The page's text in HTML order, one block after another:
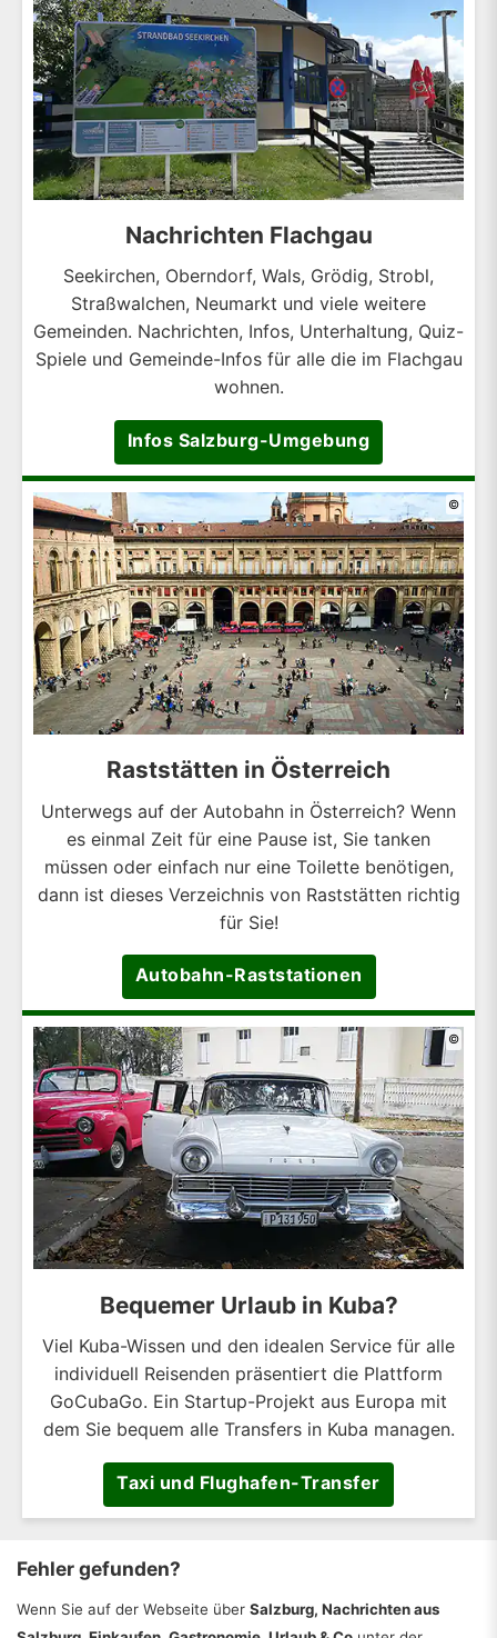
Nachrichten Flachgau
Seekirchen, Oberndorf, Wals, Grödig, Strobl,
Straßwalchen, Neumarkt und viele weitere
Gemeinden. Nachrichten, Infos, Unterhaltung, Quiz-
Spiele und Gemeinde-Infos für alle die im Flachgau
wohnen.
Infos Salzburg-Umgebung
©
Raststätten in Österreich
Unterwegs auf der Autobahn in Österreich? Wenn
es einmal Zeit für eine Pause ist, Sie tanken
müssen oder einfach nur eine Toilette benötigen,
dann ist dieses Verzeichnis von Raststätten richtig
für Sie!
Autobahn-Raststationen
©
Bequemer Urlaub in Kuba?
Viel Kuba-Wissen und den idealen Service für alle
individuell Reisenden präsentiert die Plattform
GoCubaGo. Ein Startup-Projekt aus Europa mit
dem Sie bequem alle Transfers in Kuba managen.
Taxi und Flughafen-Transfer
Fehler gefunden?
Wenn Sie auf der Webseite über Salzburg, Nachrichten aus